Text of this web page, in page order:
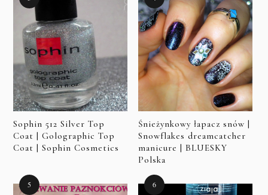
Sophin 512 Silver Top
Coat | Golographic Top
Coat | Sophin Cosmetics
Śnieżynkowy łapacz snów |
Snowflakes dreamcatcher
manicure | BLUESKY
Polska